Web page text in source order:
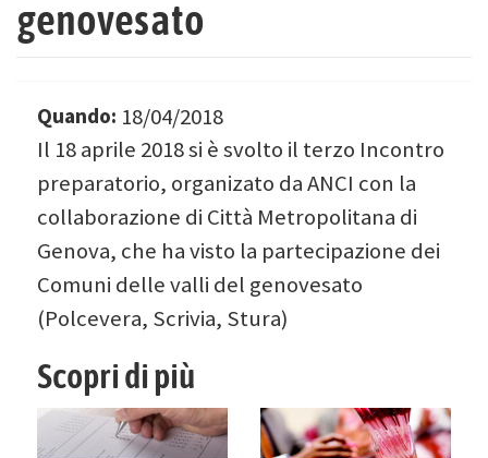
genovesato
Quando: 18/04/2018
Il 18 aprile 2018 si è svolto il terzo Incontro
preparatorio, organizato da ANCI con la
collaborazione di Città Metropolitana di
Genova, che ha visto la partecipazione dei
Comuni delle valli del genovesato
(Polcevera, Scrivia, Stura)
Scopri di più